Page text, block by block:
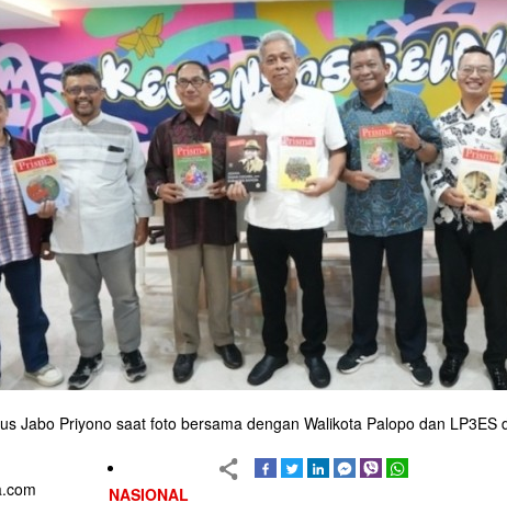
Jabo Priyono saat foto bersama dengan Walikota Palopo dan LP3ES
NASIONAL